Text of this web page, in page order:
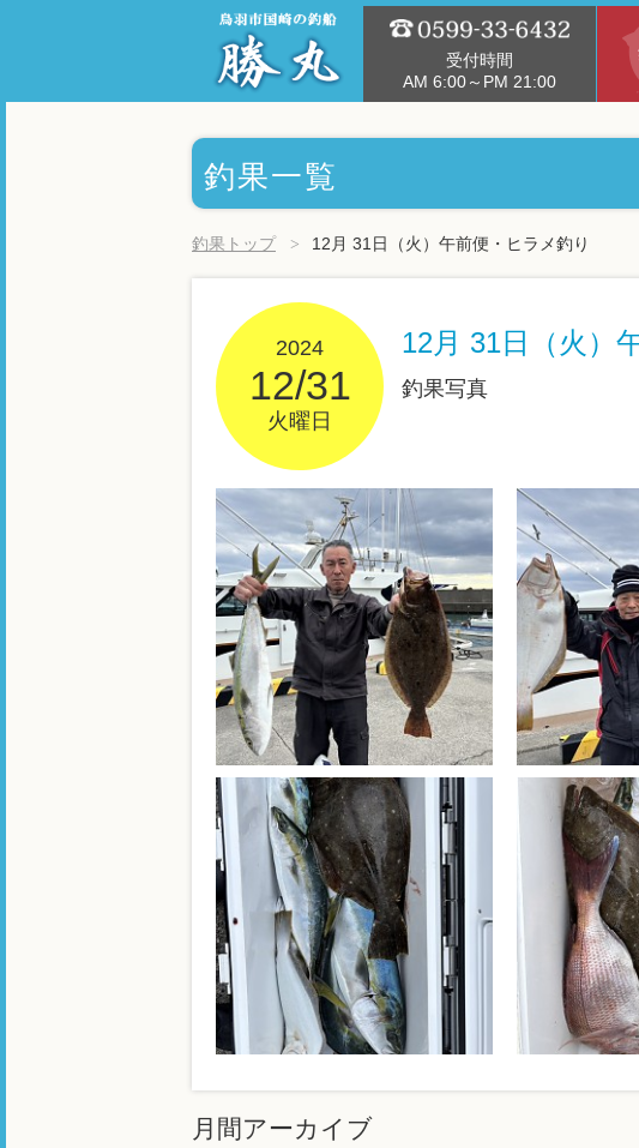
受付時間
AM 6:00～PM 21:00
釣果一覧
釣果トップ 12月 31日（火）午前便・ヒラメ釣り
2024
12/31
火曜日
12月 31日（火）
釣果写真
月間アーカイブ